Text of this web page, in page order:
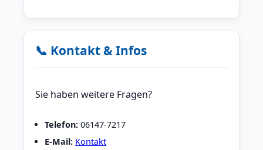
📞 Kontakt & Infos
Sie haben weitere Fragen?
Telefon: 06147-7217
E-Mail: Kontakt